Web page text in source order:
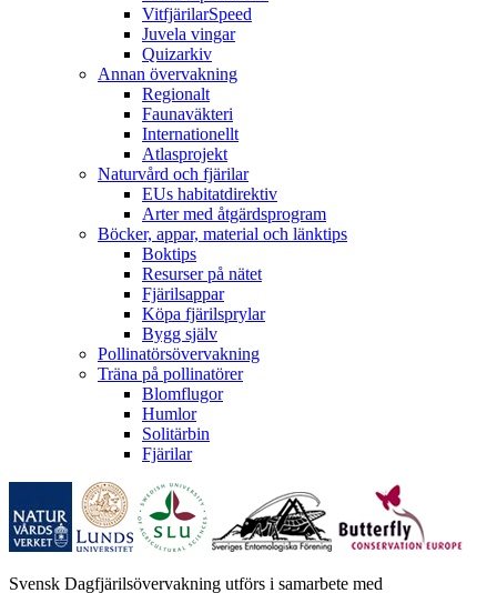
VitfjärilarSpeed
Juvela vingar
Quizarkiv
Annan övervakning
Regionalt
Faunaväkteri
Internationellt
Atlasprojekt
Naturvård och fjärilar
EUs habitatdirektiv
Arter med åtgärdsprogram
Böcker, appar, material och länktips
Boktips
Resurser på nätet
Fjärilsappar
Köpa fjärilsprylar
Bygg själv
Pollinatörsövervakning
Träna på pollinatörer
Blomflugor
Humlor
Solitärbin
Fjärilar
Svensk Dagfjärilsövervakning utförs i samarbete med